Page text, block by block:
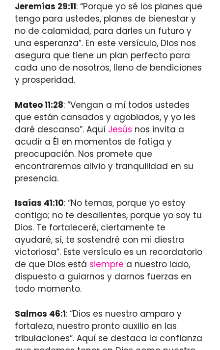
Jeremías 29:11: “Porque yo sé los planes que
tengo para ustedes, planes de bienestar y
no de calamidad, para darles un futuro y
una esperanza”. En este versículo, Dios nos
asegura que tiene un plan perfecto para
cada uno de nosotros, lleno de bendiciones
y prosperidad.
Mateo 11:28: “Vengan a mí todos ustedes
que están cansados y agobiados, y yo les
daré descanso”. Aquí Jesús nos invita a
acudir a Él en momentos de fatiga y
preocupación. Nos promete que
encontraremos alivio y tranquilidad en su
presencia.
Isaías 41:10: “No temas, porque yo estoy
contigo; no te desalientes, porque yo soy tu
Dios. Te fortaleceré, ciertamente te
ayudaré, sí, te sostendré con mi diestra
victoriosa”. Este versículo es un recordatorio
de que Dios está siempre a nuestro lado,
dispuesto a guiarnos y darnos fuerzas en
todo momento.
Salmos 46:1: “Dios es nuestro amparo y
fortaleza, nuestro pronto auxilio en las
tribulaciones”. Aquí se destaca la confianza